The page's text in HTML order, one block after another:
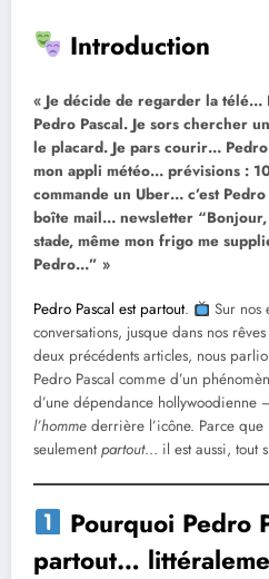
Introduction
« Je décide de regarder la télé…
Pedro Pascal. Je sors chercher
le placard. Je pars courir… Pedro
mon appli météo… prévisions :
commande un Uber… c’est Pedro
boîte mail… newsletter “Bonjour,
stade, même mon frigo me
Pedro…” »
Pedro Pascal est partout.
Sur nos
conversations, jusque dans nos
deux précédents articles, nous
Pedro Pascal comme d’un
d’une dépendance hollywoodienne
l’homme derrière l’icône. Parce que
seulementpartout… il est aussi, tout
Pourquoi Pedro
partout…